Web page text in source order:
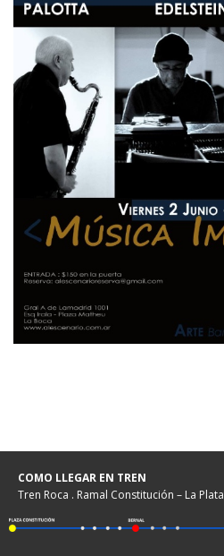
COMO LLEGAR EN TREN
Tren Roca . Ramal Constitución – La Plata